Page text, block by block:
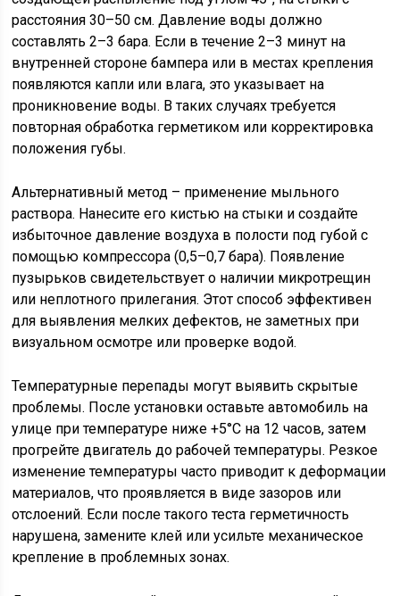
расстояния 30–50 см. Давление воды должно
составлять 2–3 бара. Если в течение 2–3 минут на
внутренней стороне бампера или в местах крепления
появляются капли или влага, это указывает на
проникновение воды. В таких случаях требуется
повторная обработка герметиком или корректировка
положения губы.
Альтернативный метод – применение мыльного
раствора. Нанесите его кистью на стыки и создайте
избыточное давление воздуха в полости под губой с
помощью компрессора (0,5–0,7 бара). Появление
пузырьков свидетельствует о наличии микротрещин
или неплотного прилегания. Этот способ эффективен
для выявления мелких дефектов, не заметных при
визуальном осмотре или проверке водой.
Температурные перепады могут выявить скрытые
проблемы. После установки оставьте автомобиль на
улице при температуре ниже +5°C на 12 часов, затем
прогрейте двигатель до рабочей температуры. Резкое
изменение температуры часто приводит к деформации
материалов, что проявляется в виде зазоров или
отслоений. Если после такого теста герметичность
нарушена, замените клей или усильте механическое
крепление в проблемных зонах.